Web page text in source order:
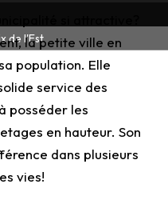
si attractive?
la petite ville en
population. Elle
service des
posséder les
en hauteur. Son
dans plusieurs
vies!
de l'Est